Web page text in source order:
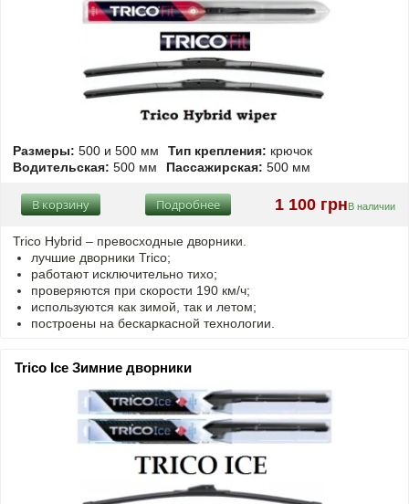
Размеры: 500 и 500 мм Тип крепления: крючок
Водительская: 500 мм Пассажирская: 500 мм
1 100 грн В наличии
Подробнее
В корзину
Trico Hybrid – превосходные дворники.
лучшие дворники Trico;
работают исключительно тихо;
проверяются при скорости 190 км/ч;
используются как зимой, так и летом;
построены на бескаркасной технологии.
Trico Ice Зимние дворники